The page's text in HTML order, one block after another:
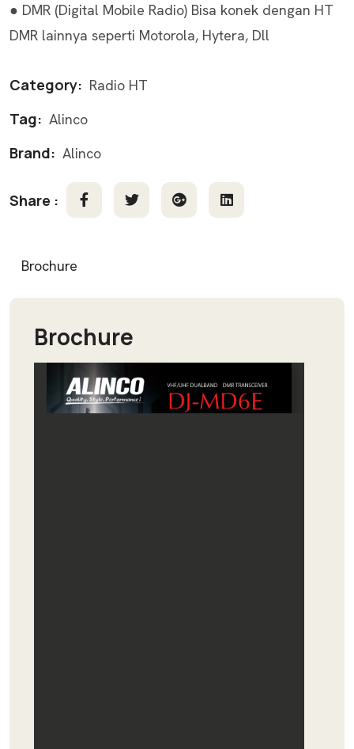
● DMR (Digital Mobile Radio) Bisa konek dengan HT
DMR lainnya seperti Motorola, Hytera, Dll
Category: Radio HT
Tag: Alinco
Brand: Alinco
Share :
Brochure
Brochure